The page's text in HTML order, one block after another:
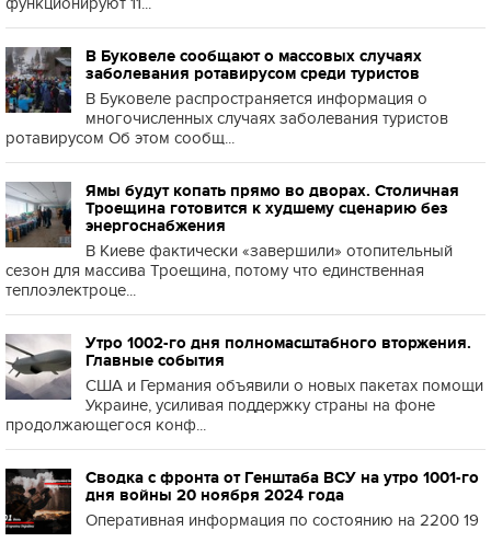
В Буковеле сообщают о массовых случаях
заболевания ротавирусом среди туристов
В Буковеле распространяется информация о
многочисленных случаях заболевания туристов
ротавирусом Об этом сообщ...
Ямы будут копать прямо во дворах. Столичная
Троещина готовится к худшему сценарию без
энергоснабжения
В Киеве фактически «завершили» отопительный
сезон для массива Троещина, потому что единственная
теплоэлектроце...
Утро 1002-го дня полномасштабного вторжения.
Главные события
США и Германия объявили о новых пакетах помощи
Украине, усиливая поддержку страны на фоне
продолжающегося конф...
Сводка с фронта от Генштаба ВСУ на утро 1001-го
дня войны 20 ноября 2024 года
Оперативная информация по состоянию на 2200 19